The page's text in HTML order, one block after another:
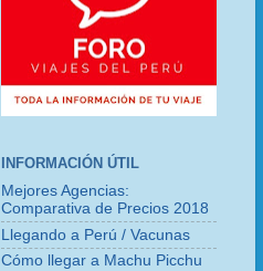
INFORMACIÓN ÚTIL
Mejores Agencias:
Comparativa de Precios 2018
Llegando a Perú / Vacunas
Cómo llegar a Machu Picchu